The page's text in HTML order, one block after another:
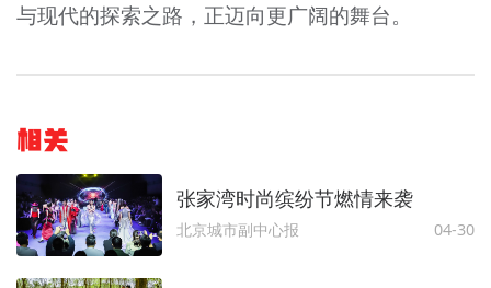
与现代的探索之路，正迈向更广阔的舞台。
相关
张家湾时尚缤纷节燃情来袭
北京城市副中心报 04-30